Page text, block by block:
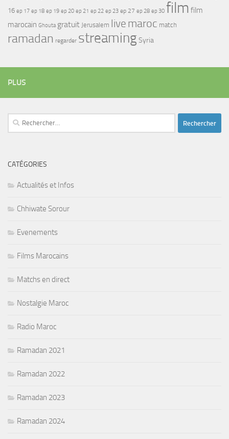
16 ep 17 ep 18 ep 19 ep 20 ep 21 ep 22 ep 23 ep 27 ep 28 ep 30 film film
marocain Ghouta gratuit Jerusalem live maroc match
ramadan regarder streamingSyria
PLUS
Rechercher :
CATÉGORIES
Actualités et Infos
Chhiwate Sorour
Evenements
Films Marocains
Matchs en direct
Nostalgie Maroc
Radio Maroc
Ramadan 2021
Ramadan 2022
Ramadan 2023
Ramadan 2024